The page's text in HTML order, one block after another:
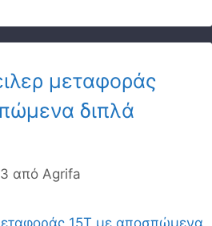
μεταφοράς
διπλά
από Agrifa